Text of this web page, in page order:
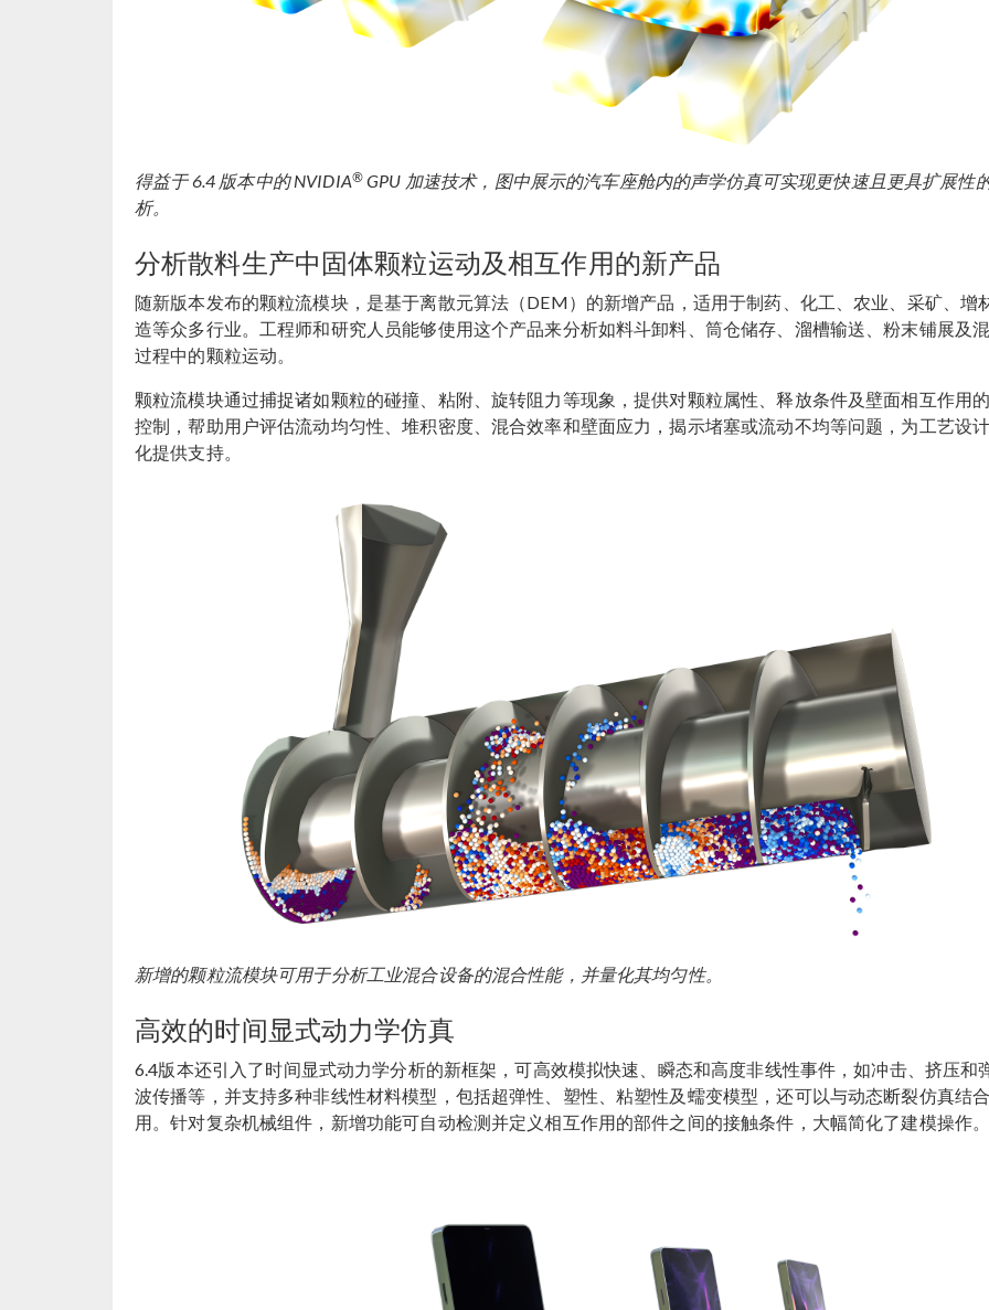
得益于 6.4 版本中的 NVIDIA® GPU 加速技术，图中展示的汽车座舱内的声学仿真可实现更快速且更具扩展性
析。
分析散料生产中固体颗粒运动及相互作用的新产品
随新版本发布的颗粒流模块，是基于离散元算法（DEM）的新增产品，适用于制药、化工、农业、采矿、增
造等众多行业。工程师和研究人员能够使用这个产品来分析如料斗卸料、筒仓储存、溜槽输送、粉末铺展及
过程中的颗粒运动。
颗粒流模块通过捕捉诸如颗粒的碰撞、粘附、旋转阻力等现象，提供对颗粒属性、释放条件及壁面相互作用
控制，帮助用户评估流动均匀性、堆积密度、混合效率和壁面应力，揭示堵塞或流动不均等问题，为工艺设
化提供支持。
新增的颗粒流模块可用于分析工业混合设备的混合性能，并量化其均匀性。
高效的时间显式动力学仿真
6.4版本还引入了时间显式动力学分析的新框架，可高效模拟快速、瞬态和高度非线性事件，如冲击、挤压和
波传播等，并支持多种非线性材料模型，包括超弹性、塑性、粘塑性及蠕变模型，还可以与动态断裂仿真结
用。针对复杂机械组件，新增功能可自动检测并定义相互作用的部件之间的接触条件，大幅简化了建模操作。